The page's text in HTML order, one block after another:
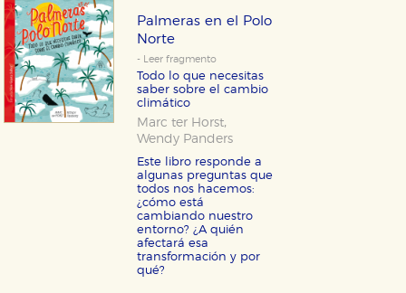
Palmeras en el Polo
Norte
- Leer fragmento
Todo lo que necesitas
saber sobre el cambio
climático
Marc ter Horst,
Wendy Panders
Este libro responde a
algunas preguntas que
todos nos hacemos:
¿cómo está
cambiando nuestro
entorno? ¿A quién
afectará esa
transformación y por
qué?